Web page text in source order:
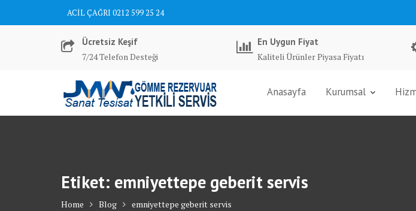
ACİL ÇAĞRI 0212 599 25 24
Ücretsiz Keşif
7/24 Telefon Desteği
En Uygun Fiyat
Kaliteli Ürünler Piyasa Fiyatı
Anasayfa Kurumsal
Etiket: emniyettepe geberit servis
Home Blog emniyettepe geberit servis